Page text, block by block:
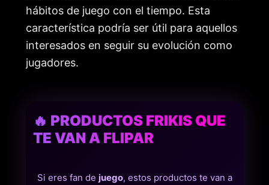
hábitos de juego con el tiempo. Esta
característica podría ser útil para aquellos
interesados en seguir su evolución como
jugadores.
🔥 PRODUCTOS FRIKIS QUE
TE VAN A FLIPAR
Si eres fan de juego, estos productos te van a